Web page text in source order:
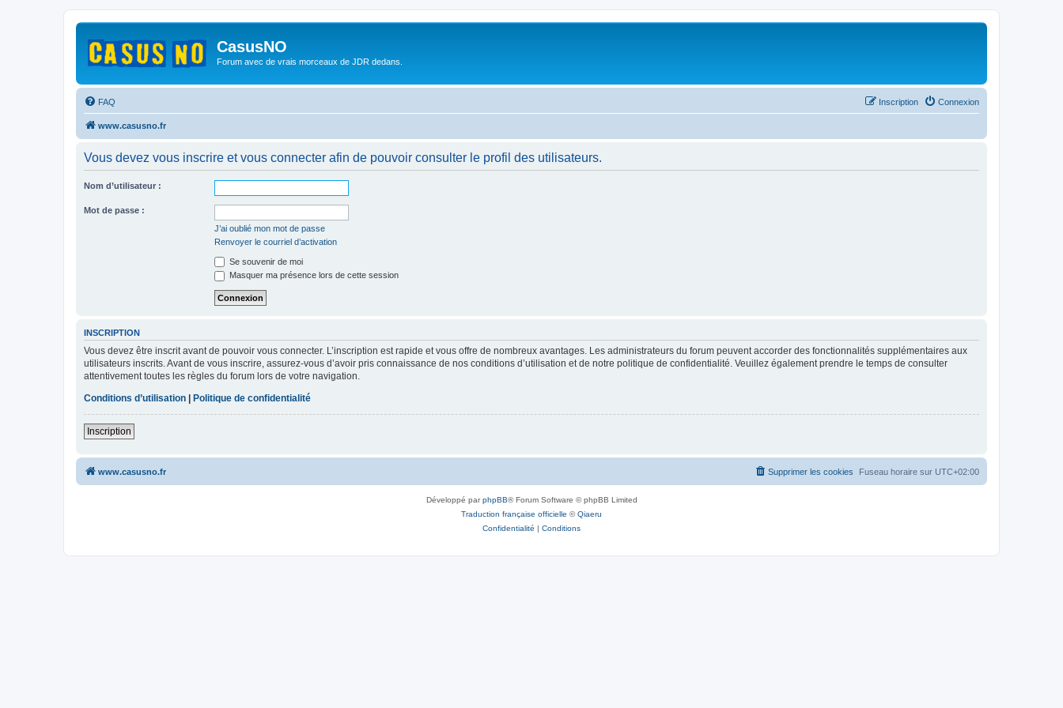
CasusNO
Forum avec de vrais morceaux de JDR dedans.
FAQ Connexion
Inscription
www.casusno.fr
Vous devez vous inscrire et vous connecter afin de pouvoir consulter le profil des utilisateurs.
Nom d’utilisateur :
Mot de passe :
J’ai oublié mon mot de passe
Renvoyer le courriel d’activation
Se souvenir de moi
Masquer ma présence lors de cette session
INSCRIPTION
Vous devez être inscrit avant de pouvoir vous connecter. L’inscription est rapide et vous offre de nombreux avantages. Les administrateurs du forum peuvent accorder des fonctionnalités supplémentaires aux
utilisateurs inscrits. Avant de vous inscrire, assurez-vous d’avoir pris connaissance de nos conditions d’utilisation et de notre politique de confidentialité. Veuillez également prendre le temps de consulter
attentivement toutes les règles du forum lors de votre navigation.
Conditions d’utilisation
Politique de confidentialité
Inscription
www.casusno.fr Fuseau horaire sur UTC+02:00
Supprimer les cookies
Développé parphpBB® Forum Software © phpBB Limited
Traduction française officielle ©Qiaeru
Confidentialité | Conditions